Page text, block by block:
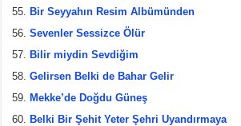
Bir Seyyahın Resim Albümünden
Sevenler Sessizce Ölür
Bilir miydin Sevdiğim
Gelirsen Belki de Bahar Gelir
Mekke’de Doğdu Güneş
Belki Bir Şehit Yeter Şehri Uyandırmaya